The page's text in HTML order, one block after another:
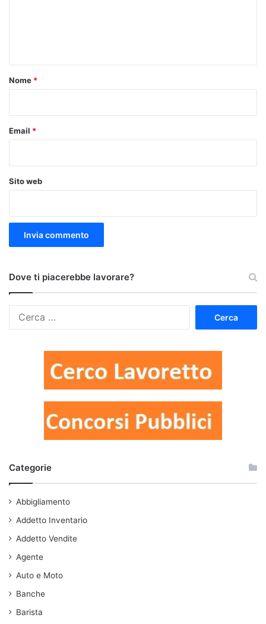
o
Nome *
Email *
Sito web
Dove ti piacerebbe lavorare?
Categorie
Abbigliamento
Addetto Inventario
Addetto Vendite
Agente
Auto e Moto
Banche
Barista